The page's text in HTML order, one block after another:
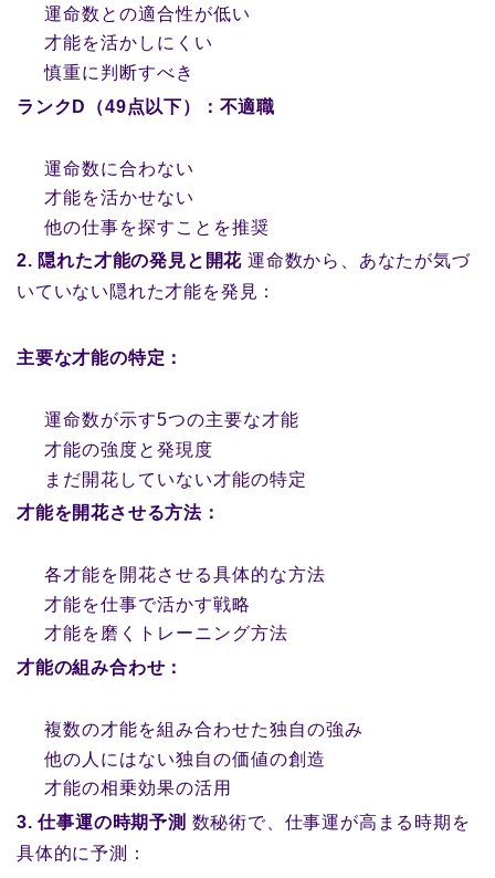
運命数との適合性が低い
才能を活かしにくい
慎重に判断すべき
ランクD（49点以下）：不適職
運命数に合わない
才能を活かせない
他の仕事を探すことを推奨
2. 隠れた才能の発見と開花 運命数から、あなたが気づ
いていない隠れた才能を発見：
主要な才能の特定：
運命数が示す5つの主要な才能
才能の強度と発現度
まだ開花していない才能の特定
才能を開花させる方法：
各才能を開花させる具体的な方法
才能を仕事で活かす戦略
才能を磨くトレーニング方法
才能の組み合わせ：
複数の才能を組み合わせた独自の強み
他の人にはない独自の価値の創造
才能の相乗効果の活用
3. 仕事運の時期予測 数秘術で、仕事運が高まる時期を
具体的に予測：